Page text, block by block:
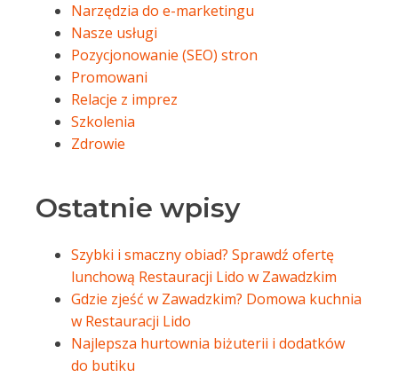
Narzędzia do e-marketingu
Nasze usługi
Pozycjonowanie (SEO) stron
Promowani
Relacje z imprez
Szkolenia
Zdrowie
Ostatnie wpisy
Szybki i smaczny obiad? Sprawdź ofertę
lunchową Restauracji Lido w Zawadzkim
Gdzie zjeść w Zawadzkim? Domowa kuchnia
w Restauracji Lido
Najlepsza hurtownia biżuterii i dodatków
do butiku